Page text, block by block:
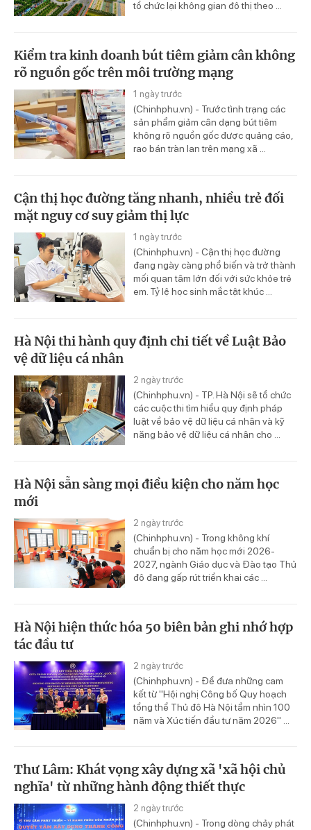
tổ chức lại không gian đô thị theo ...
Kiểm tra kinh doanh bút tiêm giảm cân không
rõ nguồn gốc trên môi trường mạng
1 ngày trước
(Chinhphu.vn) - Trước tình trạng các
sản phẩm giảm cân dạng bút tiêm
không rõ nguồn gốc được quảng cáo,
rao bán tràn lan trên mạng xã ...
Cận thị học đường tăng nhanh, nhiều trẻ đối
mặt nguy cơ suy giảm thị lực
1 ngày trước
(Chinhphu.vn) - Cận thị học đường
đang ngày càng phổ biến và trở thành
mối quan tâm lớn đối với sức khỏe trẻ
em. Tỷ lệ học sinh mắc tật khúc ...
Hà Nội thi hành quy định chi tiết về Luật Bảo
vệ dữ liệu cá nhân
2 ngày trước
(Chinhphu.vn) - TP. Hà Nội sẽ tổ chức
các cuộc thi tìm hiểu quy định pháp
luật về bảo vệ dữ liệu cá nhân và kỹ
năng bảo vệ dữ liệu cá nhân cho ...
Hà Nội sẵn sàng mọi điều kiện cho năm học
mới
2 ngày trước
(Chinhphu.vn) - Trong không khí
chuẩn bị cho năm học mới 2026-
2027, ngành Giáo dục và Đào tạo Thủ
đô đang gấp rút triển khai các ...
Hà Nội hiện thức hóa 50 biên bản ghi nhớ hợp
tác đầu tư
2 ngày trước
(Chinhphu.vn) - Để đưa những cam
kết từ "Hội nghị Công bố Quy hoạch
tổng thể Thủ đô Hà Nội tầm nhìn 100
năm và Xúc tiến đầu tư năm 2026" ...
Thư Lâm: Khát vọng xây dựng xã 'xã hội chủ
nghĩa' từ những hành động thiết thực
2 ngày trước
(Chinhphu.vn) - Trong dòng chảy phát